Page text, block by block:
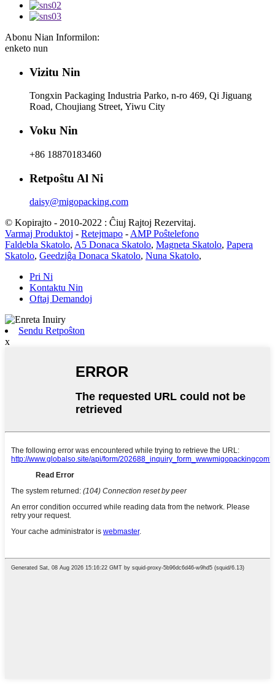
Abonu Nian Informilon:
enketo nun
Vizitu Nin
Tongxin Packaging Industria Parko, n-ro 469, Qi Jiguang
Road, Choujiang Street, Yiwu City
Voku Nin
+86 18870183460
Retpoŝtu Al Ni
daisy@migopacking.com
© Kopirajto - 2010-2022 : Ĉiuj Rajtoj Rezervitaj.
Varmaj Produktoj - Retejmapo - AMP Poŝtelefono
Faldebla Skatolo, A5 Donaca Skatolo, Magneta Skatolo, Papera
Skatolo, Geedziĝa Donaca Skatolo, Nuna Skatolo,
Pri Ni
Kontaktu Nin
Oftaj Demandoj
Sendu Retpoŝton
x